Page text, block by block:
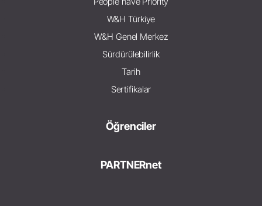
W&H Türkiye
W&H Genel Merkez
Sürdürülebilirlik
Tarih
Sertifikalar
Öğrenciler
PARTNERnet